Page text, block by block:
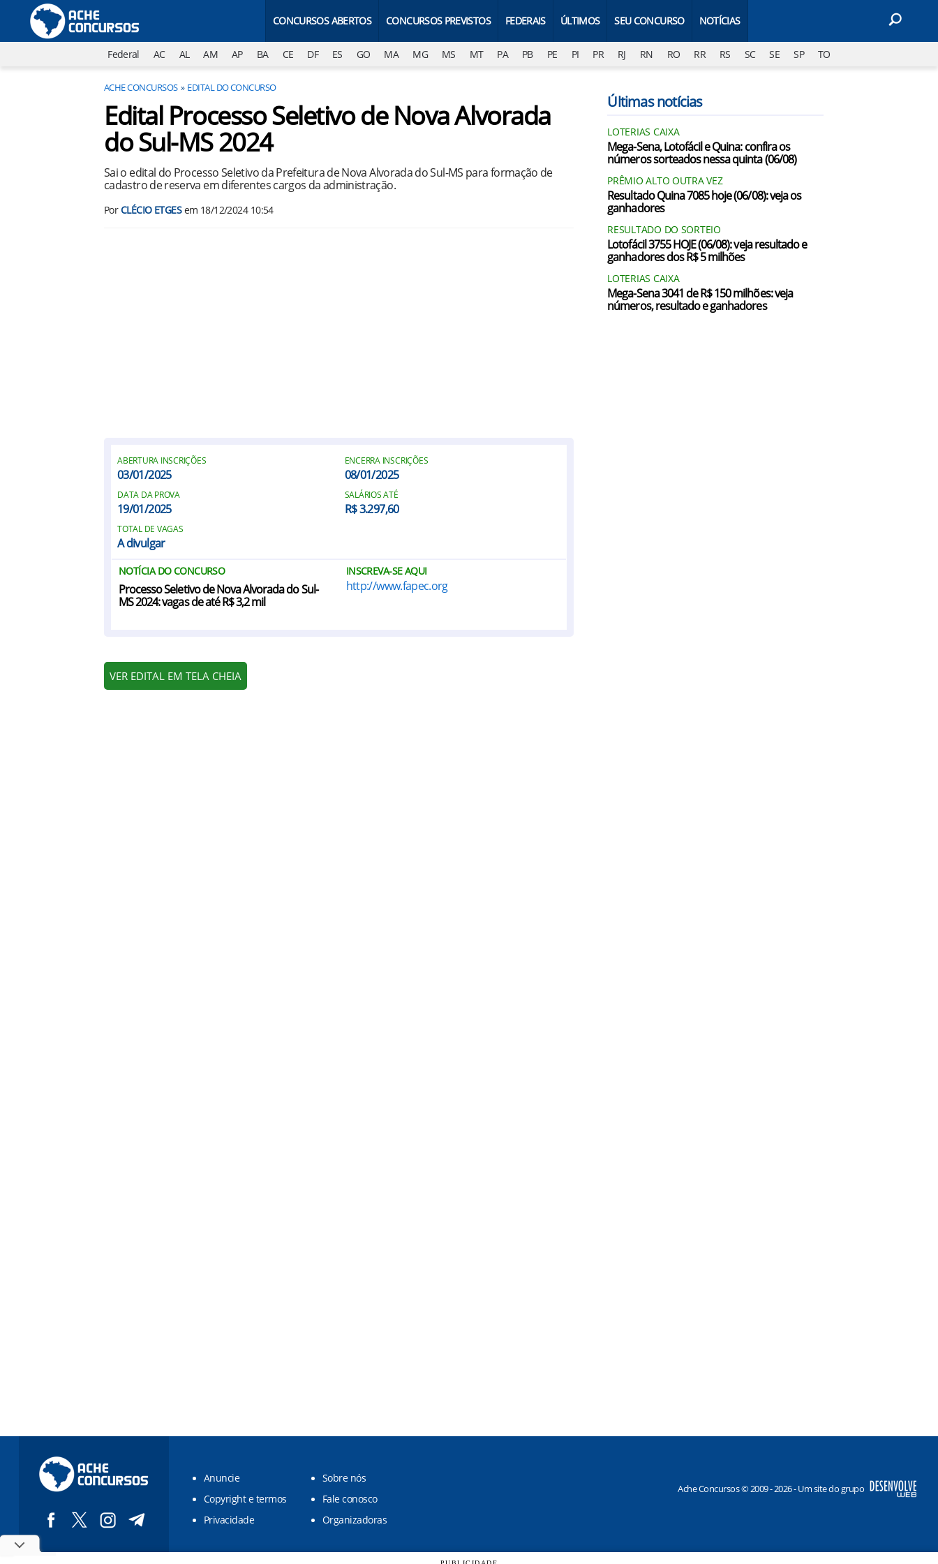
CONCURSOS ABERTOS CONCURSOS PREVISTOS FEDERAIS ÚLTIMOS SEU CONCURSO NOTÍCIAS
Federal AC AL AM AP BA CE DF ES GO MA MG MS MT PA PB PE PI PR RJ RN RO RR RS SC SE SP TO
ACHE CONCURSOS EDITAL DO CONCURSO
Edital Processo Seletivo de Nova Alvorada
do Sul-MS 2024
Sai o edital do Processo Seletivo da Prefeitura de Nova Alvorada do Sul-MS para formação de
cadastro de reserva em diferentes cargos da administração.
PorCLÉCIO ETGESem 18/12/2024 10:54
ABERTURA INSCRIÇÕES
03/01/2025
ENCERRA INSCRIÇÕES
08/01/2025
DATA DA PROVA
19/01/2025
SALÁRIOS ATÉ
R$ 3.297,60
TOTAL DE VAGAS
A divulgar
NOTÍCIA DO CONCURSO
Processo Seletivo de Nova Alvorada do Sul-
MS 2024: vagas de até R$ 3,2 mil
INSCREVA-SE AQUI
http://www.fapec.org
VER EDITAL EM TELA CHEIA
Últimas notícias
LOTERIAS CAIXA
Mega-Sena, Lotofácil e Quina: confira os
números sorteados nessa quinta (06/08)
PRÊMIO ALTO OUTRA VEZ
Resultado Quina 7085 hoje (06/08): veja os
ganhadores
RESULTADO DO SORTEIO
Lotofácil 3755 HOJE (06/08): veja resultado e
ganhadores dos R$ 5 milhões
LOTERIAS CAIXA
Mega-Sena 3041 de R$ 150 milhões: veja
números, resultado e ganhadores
Anuncie
Sobre nós
Copyright e termos
Fale conosco
Privacidade
Organizadoras
Ache Concursos © 2009 - 2026 - Um site do grupo